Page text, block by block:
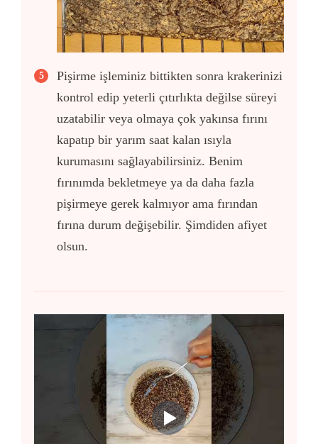
Pişirme işleminiz bittikten sonra krakerinizi
kontrol edip yeterli çıtırlıkta değilse süreyi
uzatabilir veya olmaya çok yakınsa fırını
kapatıp bir yarım saat kalan ısıyla
kurumasını sağlayabilirsiniz. Benim
fırınımda bekletmeye ya da daha fazla
pişirmeye gerek kalmıyor ama fırından
fırına durum değişebilir. Şimdiden afiyet
olsun.